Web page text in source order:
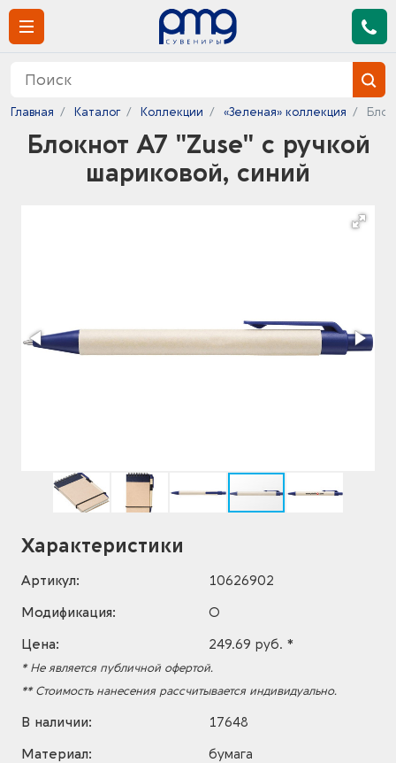
Главная Каталог Коллекции «Зеленая» коллекция
Блокнот А7 "Zuse" с ручкой
шариковой, синий
Характеристики
Артикул:
10626902
Модификация:
O
Цена:
249.69 руб. *
* Не является публичной офертой.
** Стоимость нанесения рассчитывается индивидуально.
В наличии:
17648
Материал:
бумага